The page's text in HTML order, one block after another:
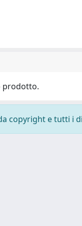
prodotto.
copyright e tutti i